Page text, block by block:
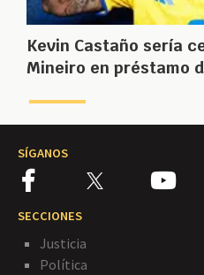
Kevin Castaño sería
Mineiro en préstamo
SÍGANOS
SECCIONES
Justicia
Política